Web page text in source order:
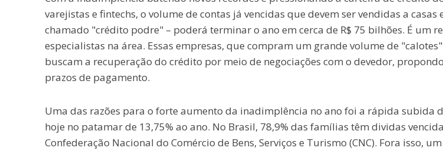
varejistas e fintechs, o volume de contas já vencidas que devem ser vendidas a casas
chamado "crédito podre" – poderá terminar o ano em cerca de R$ 75 bilhões. É um
especialistas na área. Essas empresas, que compram um grande volume de
buscam a recuperação do crédito por meio de negociações com o devedor,
prazos de pagamento.
Uma das razões para o forte aumento da inadimplência no ano foi a rápida subida
hoje no patamar de 13,75% ao ano. No Brasil, 78,9% das famílias têm dividas
Confederação Nacional do Comércio de Bens, Serviços e Turismo (CNC). Fora isso,